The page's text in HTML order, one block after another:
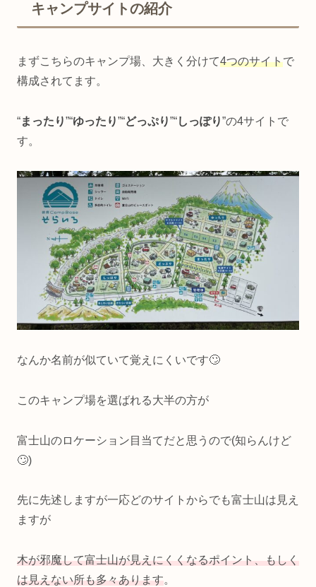
キャンプサイトの紹介
まずこちらのキャンプ場、大きく分けて4つのサイトで
構成されてます。
“まったり”“ゆったり”“どっぷり”“しっぽり”の4サイトで
す。
なんか名前が似ていて覚えにくいです🙄
このキャンプ場を選ばれる大半の方が
富士山のロケーション目当てだと思うので(知らんけど
🙄)
先に先述しますが一応どのサイトからでも富士山は見え
ますが
木が邪魔して富士山が見えにくくなるポイント、もしく
は見えない所も多々あります。